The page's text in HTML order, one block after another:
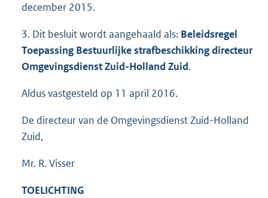
december 2015.
3. Dit besluit wordt aangehaald als: Beleidsregel
Toepassing Bestuurlijke strafbeschikking directeur
Omgevingsdienst Zuid-Holland Zuid.
Aldus vastgesteld op 11 april 2016.
De directeur van de Omgevingsdienst Zuid-Holland
Zuid,
Mr. R. Visser
TOELICHTING